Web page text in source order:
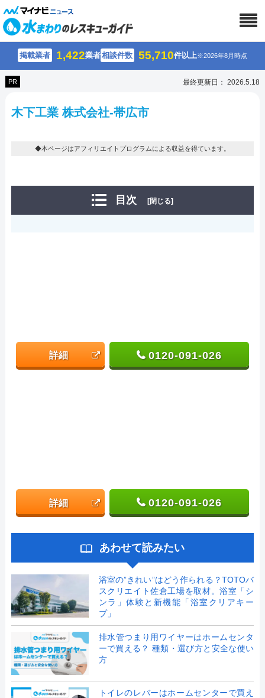
掲載業者 1,422業者相談件数 55,710件以上※2026年8月時点
PR 最終更新日： 2026.5.18
木下工業 株式会社-帯広市
◆本ページはアフィリエイトプログラムによる収益を得ています。
目次 [閉じる]
詳細 0120-091-026
詳細 0120-091-026
あわせて読みたい
浴室の”きれい”はどう作られる？TOTOバ
スクリエイト佐倉工場を取材。浴室「シ
ンラ」体験と新機能「浴室クリアキー
プ」
排水管つまり用ワイヤーはホームセンタ
ーで買える？ 種類・選び方と安全な使い
方
トイレのレバーはホームセンターで買え